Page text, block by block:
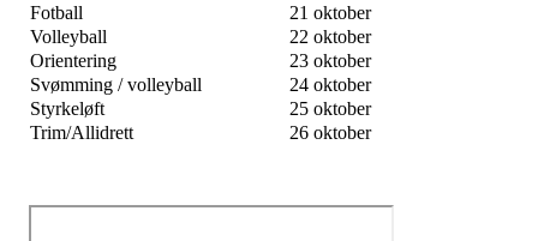
Fotball
21 oktober
Volleyball
22 oktober
Orientering
23 oktober
Svømming / volleyball
24 oktober
Styrkeløft
25 oktober
Trim/Allidrett
26 oktober